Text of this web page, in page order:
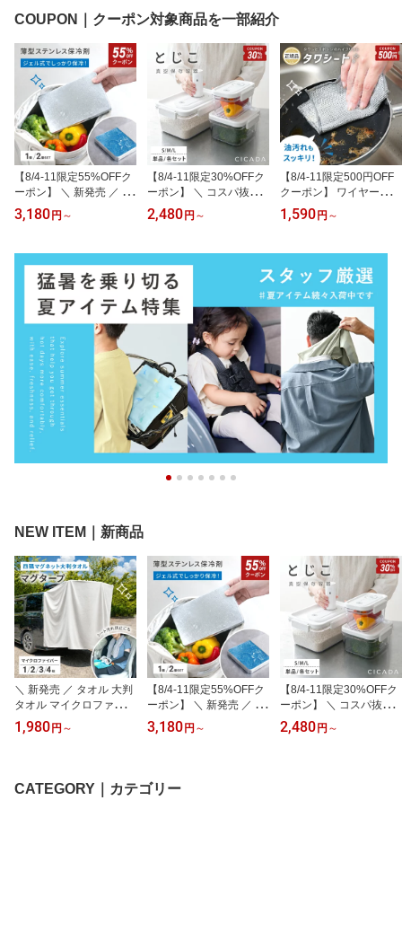
COUPON｜クーポン対象商品を一部紹介
【8/4-11限定55%OFFク
ーポン】 ＼ 新発売 ／ 保
冷剤 ステンレス ステン
レス保冷剤 お弁当 最強
却 長時間保冷 冷却 コン
パクト 繰り返し使える
アウトドア キャンプ 釣
り 長持ち 薄型 高伝導ス
テンレス 保冷持続3時間
[1個/2個] [ゼロキーパー]
3,180 円 ～
【8/4-11限定30%OFFク
ーポン】 ＼ コスパ抜群
／ 真空保存容器 電動 強
力密閉 鮮度長持ち コン
ター サラダ 米びつ 容器
食洗機 冷凍 軽量 フード
ストッカー 日付ダイアル
付 野菜 米 乾物 ペットフ
ード 真空 防虫 ギフト と
じこ [S/M/L] [CICADA]
2,480 円 ～
【8/4-11限定500円OFF
クーポン】 ワイヤーふき
ん 金属ふきん タワシー
ト タワシシート たわし
0枚セット 20枚セット 合
成繊維 金たわし 皿洗い
フライパン 鍋 油汚れ 茶
渋 水垢 シンク レンジ コ
ンロ 野菜洗い 予洗い 食
器用 [ゼロキーパー]
1,590 円 ～
NEW ITEM｜新商品
＼ 新発売 ／ タオル 大判
タオル マイクロファイバ
ー マグネット入り サン
シェード 車 シートカバ
タオル 吸水 速乾 大きい
大判 タオル 吸水速乾 日
1,980円 ～
【8/4-11限定55%OFFク
ーポン】 ＼ 新発売 ／ 保
冷剤 ステンレス ステン
レス保冷剤 お弁当 最強
パクト 繰り返し使える
アウトドア キャンプ 釣
3,180円 ～
【8/4-11限定30%OFFク
ーポン】 ＼ コスパ抜群
／ 真空保存容器 電動 強
力密閉 鮮度長持ち コン
2,480円 ～
CATEGORY｜カテゴリー